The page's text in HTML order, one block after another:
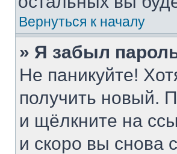
Вернуться к началу
» Я забыл
Не паникуйте!
получить новый.
и щёлкните на
и скоро вы снова